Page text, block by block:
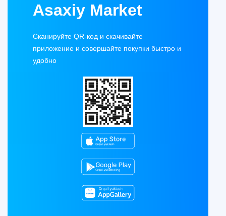
Asaxiy Market
Сканируйте QR-код и скачивайте
приложение и совершайте покупки быстро и
удобно